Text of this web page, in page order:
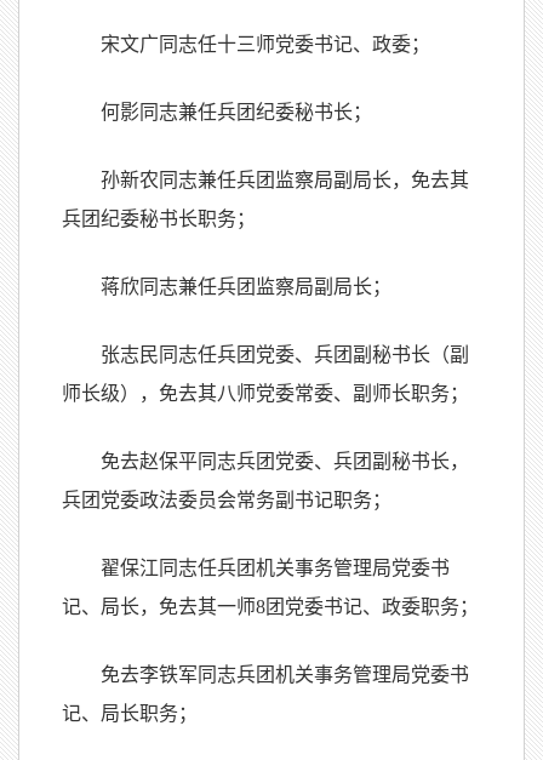
宋文广同志任十三师党委书记、政委；
何影同志兼任兵团纪委秘书长；
孙新农同志兼任兵团监察局副局长，免去其
兵团纪委秘书长职务；
蒋欣同志兼任兵团监察局副局长；
张志民同志任兵团党委、兵团副秘书长（副
师长级），免去其八师党委常委、副师长职务；
免去赵保平同志兵团党委、兵团副秘书长，
兵团党委政法委员会常务副书记职务；
翟保江同志任兵团机关事务管理局党委书
记、局长，免去其一师8团党委书记、政委职务；
免去李铁军同志兵团机关事务管理局党委书
记、局长职务；